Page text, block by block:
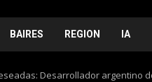
BAIRES REGION IA
Desarrollador argentino